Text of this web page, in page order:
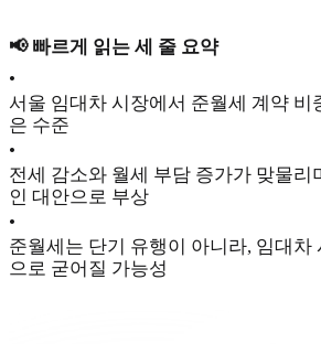
📢 빠르게 읽는 세 줄 요약
•
서울 임대차 시장에서 준월세 계약 비
은 수준
•
전세 감소와 월세 부담 증가가 맞물리
인 대안으로 부상
•
준월세는 단기 유행이 아니라, 임대차
으로 굳어질 가능성